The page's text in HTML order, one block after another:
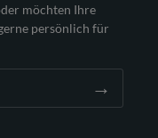
möchten Ihre
persönlich für
→